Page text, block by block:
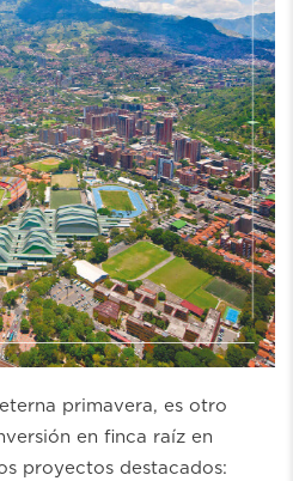
primavera, es otro
en finca raíz en
proyectos destacados: